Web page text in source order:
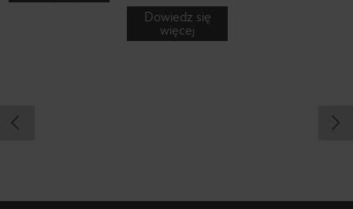
Dowiedz się
więcej